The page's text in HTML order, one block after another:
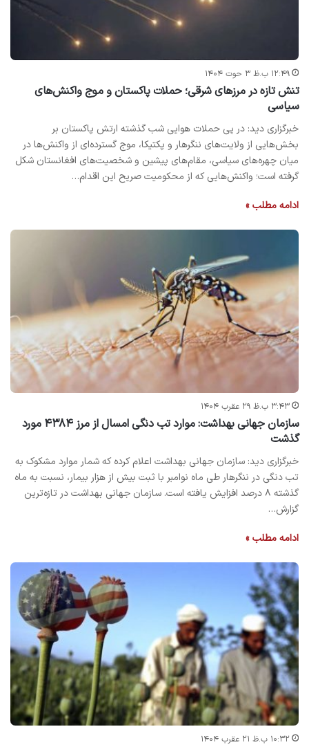
۱۲:۴۹ ب.ظ ۳ حوت ۱۴۰۴
تنش تازه در مرزهای شرقی؛ حملات پاکستان و موج واکنش‌های
سیاسی
خبرگزاری دید: در پی حملات هوایی شب گذشته ارتش پاکستان بر
بخش‌هایی از ولایت‌های ننگرهار و پکتیکا، موج گسترده‌ای از واکنش‌ها در
میان چهره‌های سیاسی، مقام‌های پیشین و شخصیت‌های افغانستان شکل
گرفته است؛ واکنش‌هایی که از محکومیت صریح این اقدام…
ادامه مطلب »
۳:۴۳ ب.ظ ۲۹ عقرب ۱۴۰۴
سازمان جهانی بهداشت: موارد تب دنگی امسال از مرز ۴۳۸۴ مورد
گذشت
خبرگزاری دید: سازمان جهانی بهداشت اعلام کرده که شمار موارد مشکوک به
تب دنگی در ننگرهار طی ماه نوامبر با ثبت بیش از هزار بیمار، نسبت به ماه
گذشته ۸ درصد افزایش یافته است. سازمان جهانی بهداشت در تازه‌ترین
گزارش…
ادامه مطلب »
۱۰:۳۲ ب.ظ ۲۱ عقرب ۱۴۰۴